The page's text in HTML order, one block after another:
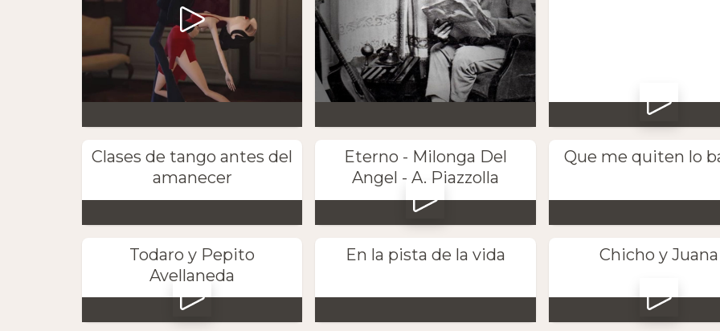
Clases de tango antes del
amanecer
Eterno - Milonga Del
Angel - A. Piazzolla
Que me quiten lo
Todaro y Pepito
Avellaneda
En la pista de la vida Chicho y Juana